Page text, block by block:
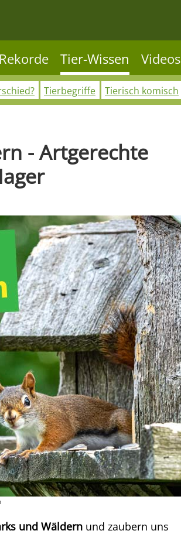
Tier-Wissen Videos
Tierbegriffe Tierisch komisch
- Artgerechte
und Wäldern und zaubern uns